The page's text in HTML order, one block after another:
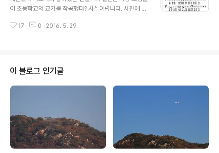
철골조 빌딩)이 보이고 로터리 윗쪽으로 시외버스터미널과
양1번가로 들어가는 골복길도 보입니다. 당시 안양역은 1
이 초등학교의 교가를 작곡했다? 사실이랍니다. 사진에 보
곡했지요. 추적을 해보니 이 학교는 1978년에 설립되었는
는 당시 학교 교장으로 부임한 '전정술 교장 선생님'이 글을
썼다고 합니다. 조용필씨는 조카 수지를 무척이나 아꼈는
데 그 애정은 일본 최고의 뮤지션들이 참여해 만들 10집 P
을 정도라는군요
17 0 2016. 5. 29.
이 블로그 인기글